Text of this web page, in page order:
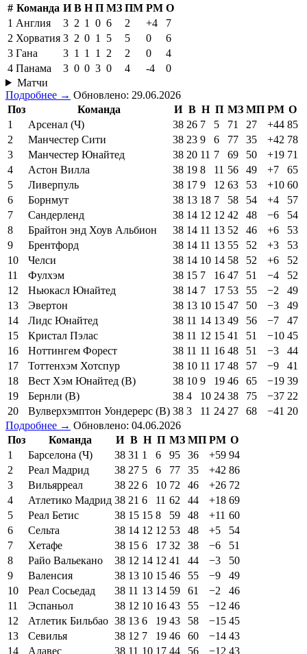
# Команда И В Н П МЗ ПМ РМ О
1 Англия 3 2 1 0 6 2 +4
7
2 Хорватия 3 2 0 1 5 5 0
6
3 Гана 3 1 1 1 2 2 0
4
4 Панама 3 0 0 3 0 4 -4
0
Матчи
Подробнее → Обновлено: 29.06.2026
Поз
Команда И В Н П МЗ МП РМ О
1
Арсенал (Ч) 38 26 7 5 71 27 +44 85
2
Манчестер Сити 38 23 9 6 77 35 +42 78
3
Манчестер Юнайтед 38 20 11 7 69 50 +19 71
4
Астон Вилла 38 19 8 11 56 49 +7
65
5
Ливерпуль 38 17 9 12 63 53 +10 60
6
Борнмут 38 13 18 7 58 54 +4
57
7
Сандерленд 38 14 12 12 42 48 −6
54
8
Брайтон энд Хоув Альбион 38 14 11 13 52 46 +6
53
9
Брентфорд 38 14 11 13 55 52 +3
53
10
Челси 38 14 10 14 58 52 +6
52
11
Фулхэм 38 15 7 16 47 51 −4
52
12
Ньюкасл Юнайтед 38 14 7 17 53 55 −2
49
13
Эвертон 38 13 10 15 47 50 −3
49
14
Лидс Юнайтед 38 11 14 13 49 56 −7
47
15
Кристал Пэлас 38 11 12 15 41 51 −10 45
16
Ноттингем Форест 38 11 11 16 48 51 −3
44
17
Тоттенхэм Хотспур 38 10 11 17 48 57 −9
41
18
Вест Хэм Юнайтед (В) 38 10 9 19 46 65 −19 39
19
Бернли (В) 38 4 10 24 38 75 −37 22
20
Вулверхэмптон Уондерерс (В) 38 3 11 24 27 68 −41 20
Подробнее → Обновлено: 04.06.2026
Поз
Команда И В Н П МЗ МП РМ О
1
Барселона (Ч) 38 31 1 6 95 36 +59 94
2
Реал Мадрид 38 27 5 6 77 35 +42 86
3
Вильярреал 38 22 6 10 72 46 +26 72
4
Атлетико Мадрид 38 21 6 11 62 44 +18 69
5
Реал Бетис 38 15 15 8 59 48 +11 60
6
Сельта 38 14 12 12 53 48 +5
54
7
Хетафе 38 15 6 17 32 38 −6
51
8
Райо Вальекано 38 12 14 12 41 44 −3
50
9
Валенсия 38 13 10 15 46 55 −9
49
10
Реал Сосьедад 38 11 13 14 59 61 −2
46
11
Эспаньол 38 12 10 16 43 55 −12 46
12
Атлетик Бильбао 38 13 6 19 43 58 −15 45
13
Севилья 38 12 7 19 46 60 −14 43
14
Алавес 38 11 10 17 44 56 −12 43